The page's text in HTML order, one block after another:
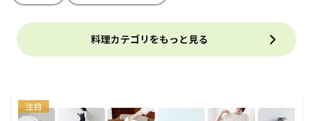
料理カテゴリをもっと見る
注目